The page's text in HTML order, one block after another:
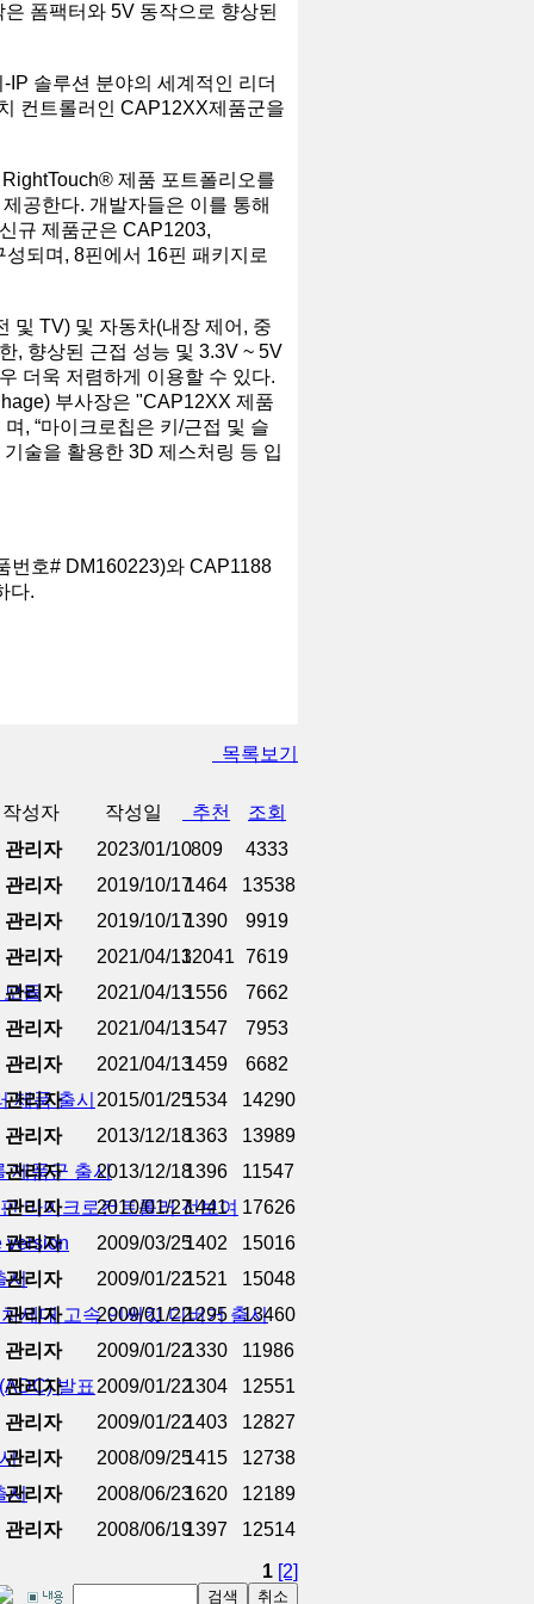
폼팩터와 5V 동작으로 향상된
솔루션 분야의 세계적인 리더
컨트롤러인 CAP12XX제품군을
제품 포트폴리오를
공한다. 개발자들은 이를 통해
규 제품군은 CAP1203,
되며, 8핀에서 16핀 패키지로
및 TV) 및 자동차(내장 제어, 중
, 향상된 근접 성능 및 3.3V ~ 5V
더욱 저렴하게 이용할 수 있다.
부사장은 "CAP12XX 제품
, “마이크로칩은 키/근접 및 슬
술을 활용한 3D 제스처링 등 입
번호# DM160223)와 CAP1188
다.
목록보기
작성자 작성일 추천
조회
관리자
2023/01/10809
4333
관리자
2019/10/171464
13538
관리자
2019/10/171390
9919
관리자
2021/04/1312041 7619
듈
관리자 2021/04/131556
7662
관리자
2021/04/131547
7953
관리자
2021/04/131459
6682
제품 출시
관리자 2015/01/251534
14290
관리자
2013/12/181363
13989
제품군 출시
관리자 2013/12/181396
11547
마이크로컨트롤러 선보여
관리자 2010/01/271441
17626
version
관리자 2009/03/251402
15016
시
관리자 2009/01/221521
15048
세대 고속 인써킷 디버거 출시
관리자 2009/01/221295
13460
관리자
2009/01/221330
11986
발표
관리자 2009/01/221304
12551
관리자
2009/01/221403
12827
관리자 2008/09/251415
12738
시
관리자 2008/06/231620
12189
관리자
2008/06/191397 12514
1 [2]